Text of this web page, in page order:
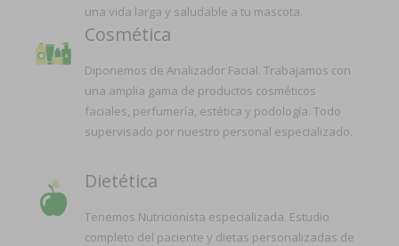
una vida larga y saludable a tu mascota.
Cosmética
Diponemos de Analizador Facial. Trabajamos con
una amplia gama de productos cosméticos
faciales, perfumería, estética y podología. Todo
supervisado por nuestro personal especializado.
Dietética
Tenemos Nutricionista especializada. Estudio
completo del paciente y dietas personalizadas de